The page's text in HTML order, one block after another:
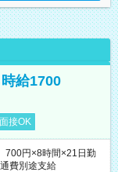
給1700
接OK
700円×8時間×21日勤
費別途支給